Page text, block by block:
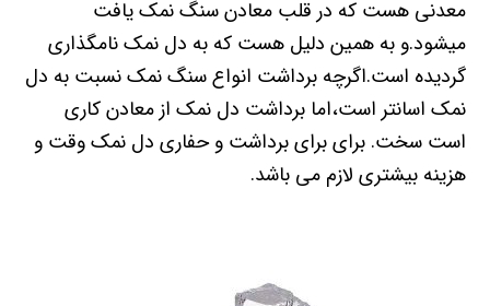
معدنی هست که در قلب معادن سنگ نمک یافت
میشود.و به همین دلیل هست که به دل نمک نامگذاری
گردیده است.اگرچه برداشت انواع سنگ نمک نسبت به دل
نمک اسانتر است،اما برداشت دل نمک از معادن کاری
است سخت. برای برای برداشت و حفاری دل نمک وقت و
هزینه بیشتری لازم می باشد.